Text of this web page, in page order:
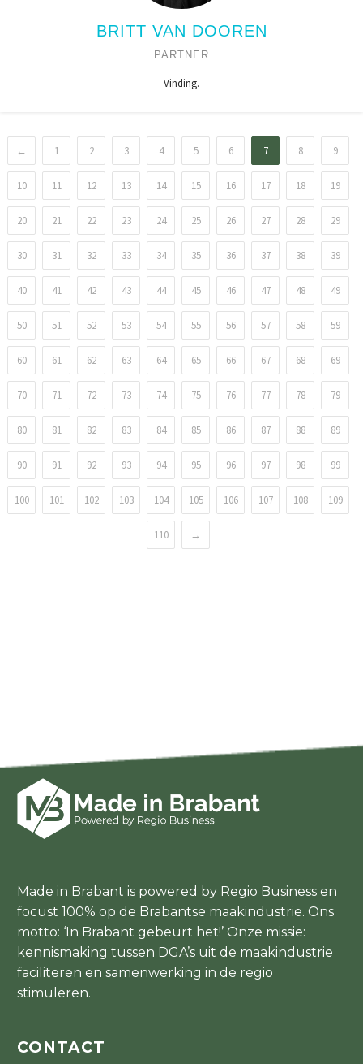
BRITT VAN DOOREN
PARTNER
Vinding.
← 1 2 3 4 5 6 7 8 9
10 11 12 13 14 15 16 17 18 19
20 21 22 23 24 25 26 27 28 29
30 31 32 33 34 35 36 37 38 39
40 41 42 43 44 45 46 47 48 49
50 51 52 53 54 55 56 57 58 59
60 61 62 63 64 65 66 67 68 69
70 71 72 73 74 75 76 77 78 79
80 81 82 83 84 85 86 87 88 89
90 91 92 93 94 95 96 97 98 99
100 101 102 103 104 105 106 107 108 109
110 →
Made in Brabant is powered by Regio Business en
focust 100% op de Brabantse maakindustrie. Ons
motto: ‘In Brabant gebeurt het!’ Onze missie:
kennismaking tussen DGA’s uit de maakindustrie
faciliteren en samenwerking in de regio
stimuleren.
CONTACT